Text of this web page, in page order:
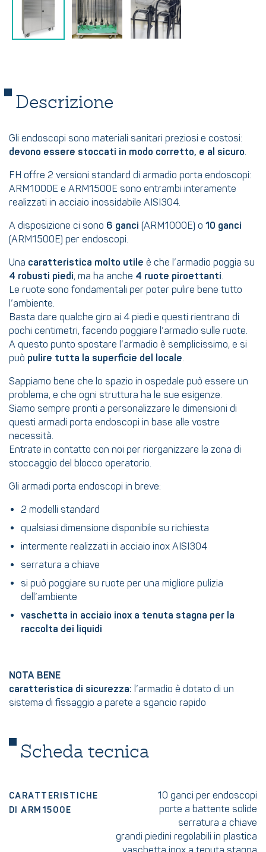
Descrizione
Gli endoscopi sono materiali sanitari preziosi e costosi:
devono essere stoccati in modo corretto, e al sicuro.
FH offre 2 versioni standard di armadio porta endoscopi:
ARM1000E e ARM1500E sono entrambi interamente
realizzati in acciaio inossidabile AISI304.
A disposizione ci sono 6 ganci (ARM1000E) o 10 ganci
(ARM1500E) per endoscopi.
Una caratteristica molto utile è che l’armadio poggia su
4 robusti piedi, ma ha anche 4 ruote piroettanti.
Le ruote sono fondamentali per poter pulire bene tutto
l’ambiente.
Basta dare qualche giro ai 4 piedi e questi rientrano di
pochi centimetri, facendo poggiare l’armadio sulle ruote.
A questo punto spostare l’armadio è semplicissimo, e si
può pulire tutta la superficie del locale.
Sappiamo bene che lo spazio in ospedale può essere un
problema, e che ogni struttura ha le sue esigenze.
Siamo sempre pronti a personalizzare le dimensioni di
questi armadi porta endoscopi in base alle vostre
necessità.
Entrate in contatto con noi per riorganizzare la zona di
stoccaggio del blocco operatorio.
Gli armadi porta endoscopi in breve:
2 modelli standard
qualsiasi dimensione disponibile su richiesta
intermente realizzati in acciaio inox AISI304
serratura a chiave
si può poggiare su ruote per una migliore pulizia
dell’ambiente
vaschetta in acciaio inox a tenuta stagna per la
raccolta dei liquidi
NOTA BENE
caratteristica di sicurezza: l’armadio è dotato di un
sistema di fissaggio a parete a sgancio rapido
Scheda tecnica
CARATTERISTICHE
DI ARM1500E
10 ganci per endoscopi
porte a battente solide
serratura a chiave
grandi piedini regolabili in plastica